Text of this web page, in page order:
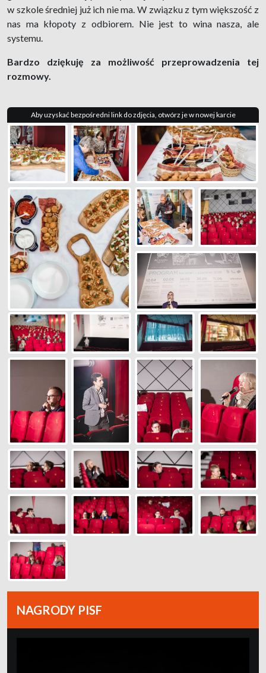
w szkole średniej już ich nie ma. W związku z tym większość z
nas ma kłopoty z odbiorem. Nie jest to wina nasza, ale
systemu.
Bardzo dziękuję za możliwość przeprowadzenia tej
rozmowy.
Aby uzyskać bezpośredni link do zdjęcia, otwórz je w nowej karcie
NAGRODY PISF